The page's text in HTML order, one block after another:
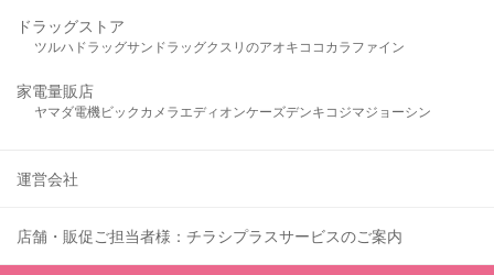
ドラッグストア
ツルハドラッグサンドラッグクスリのアオキ ココカラファイン
家電量販店
ヤマダ電機ビックカメラ エディオンケーズデンキ コジマジョーシン
運営会社
店舗・販促ご担当者様：チラシプラスサービスのご案内